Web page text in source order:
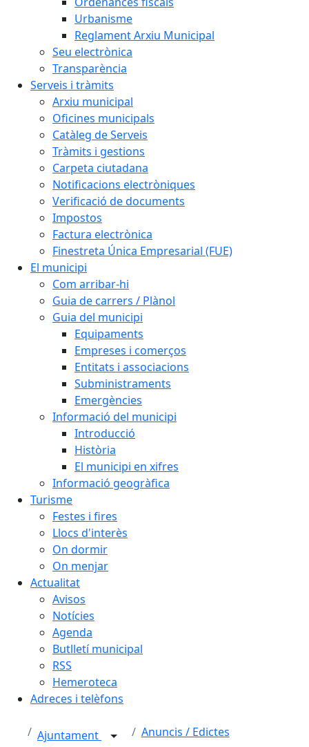
Urbanisme
Reglament Arxiu Municipal
Seu electrònica
Transparència
Serveis i tràmits
Arxiu municipal
Oficines municipals
Catàleg de Serveis
Tràmits i gestions
Carpeta ciutadana
Notificacions electròniques
Verificació de documents
Impostos
Factura electrònica
Finestreta Única Empresarial (FUE)
El municipi
Com arribar-hi
Guia de carrers / Plànol
Guia del municipi
Equipaments
Empreses i comerços
Entitats i associacions
Subministraments
Emergències
Informació del municipi
Introducció
Història
El municipi en xifres
Informació geogràfica
Turisme
Festes i fires
Llocs d'interès
On dormir
On menjar
Actualitat
Avisos
Notícies
Agenda
Butlletí municipal
RSS
Hemeroteca
Adreces i telèfons
Ajuntament Anuncis / Edictes